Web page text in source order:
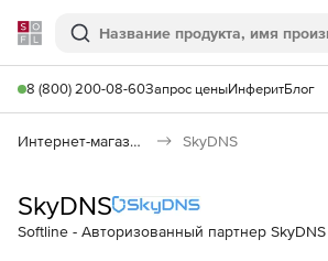
Softline
Поиск
8 (800) 200-08-60Запрос ценыИнферитБлог
Интернет-магазин SkyDNS
SkyDNS
Softline - Авторизованный партнер SkyDNS